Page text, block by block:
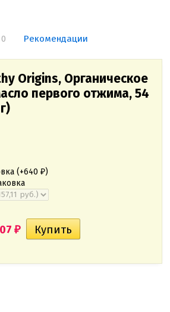
0 Рекомендации
Origins, Органическое
первого отжима, 54
(+640 ₽)
₽